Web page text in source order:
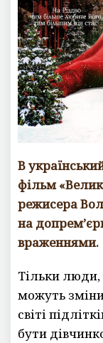
В
фільм
режисера
на
враженнями.
Тільки люди,
можуть
світі
бути